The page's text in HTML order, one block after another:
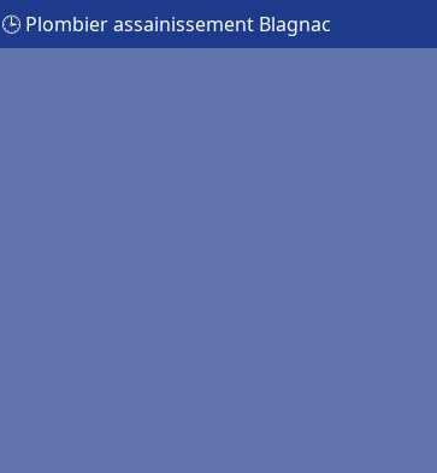
🕒 Plombier assainissement Blagnac